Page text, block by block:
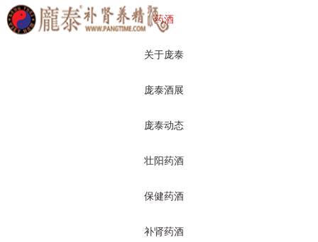
药酒
关于庞泰
庞泰酒展
庞泰动态
壮阳药酒
保健药酒
补肾药酒